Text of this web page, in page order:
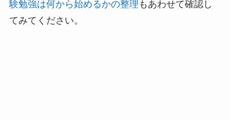
験勉強は何から始めるかの整理 もあわせて確認し
てみてください。